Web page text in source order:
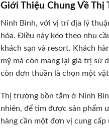
Giới Thiệu Chung Về Thị
Ninh Bình, với vị trí địa lý
hóa. Điều này kéo theo nhu
khách sạn và resort. Khách
mỹ mà còn mang lại giá trị sử
còn đơn thuần là chọn một
Thị trường bồn tắm ở Ninh
nhiên, để tìm được sản phẩm
hàng cần một đơn vị cung